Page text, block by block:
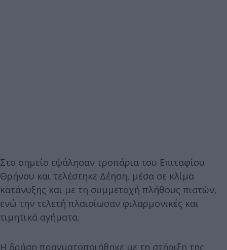
Στο σημείο εψάλησαν τροπάρια του Επιταφίου
Θρήνου και τελέστηκε Δέηση, μέσα σε κλίμα
κατάνυξης και με τη συμμετοχή πλήθους πιστών,
ενώ την τελετή πλαισίωσαν φιλαρμονικές και
τιμητικά αγήματα.
Η δράση πραγματοποιήθηκε με τη στήριξη της